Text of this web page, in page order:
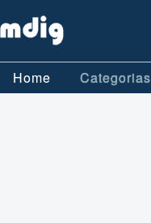
Home Categorias